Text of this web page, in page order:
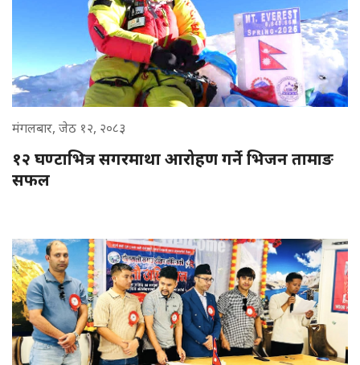
मंगलबार, जेठ १२, २०८३
१२ घण्टाभित्र सगरमाथा आरोहण गर्ने भिजन तामाङ
सफल